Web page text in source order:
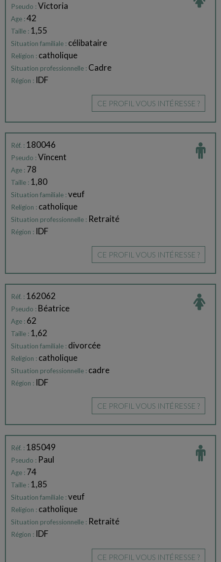
Pseudo :Victoria
Age :42
Taille : 1,55
Situation familiale : célibataire
Religion : catholique
Situation professionnelle : Cadre
Région : IDF
CE PROFIL VOUS INTÉRESSE ?
Réf. : 180046
Pseudo :Vincent
Age : 78
Taille : 1,80
Situation familiale :veuf
Religion : catholique
Situation professionnelle : Retraité
Région : IDF
CE PROFIL VOUS INTÉRESSE ?
Réf. : 162062
Pseudo : Béatrice
Age : 62
Taille : 1,62
Situation familiale : divorcée
Religion : catholique
Situation professionnelle : cadre
Région : IDF
CE PROFIL VOUS INTÉRESSE ?
Réf. : 185049
Pseudo : Paul
Age : 74
Taille : 1,85
Situation familiale :veuf
Religion : catholique
Situation professionnelle : Retraité
Région : IDF
CE PROFIL VOUS INTÉRESSE ?